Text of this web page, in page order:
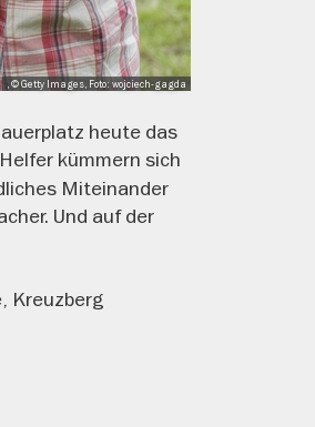
, © Getty Images, Foto: wojciech-gagda
heute das
kümmern sich
Miteinander
Und auf der
Kreuzberg